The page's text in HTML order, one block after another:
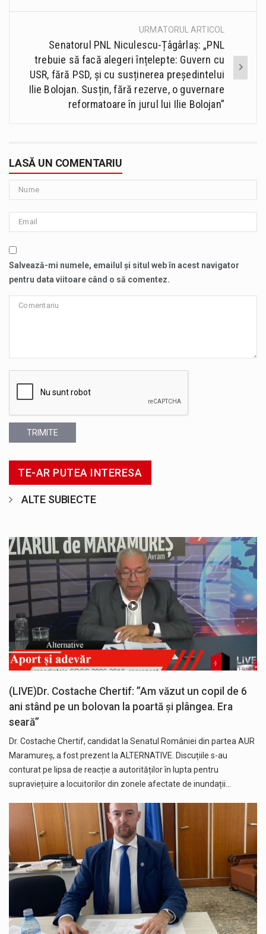
URMATORUL ARTICOL
Senatorul PNL Niculescu-Țâgârlaș: „PNL
trebuie să facă alegeri înțelepte: Guvern cu
USR, fără PSD, și cu susținerea președintelui
Ilie Bolojan. Susțin, fără rezerve, o guvernare
reformatoare în jurul lui Ilie Bolojan”
LASĂ UN COMENTARIU
Salvează-mi numele, emailul și situl web în acest navigator
pentru data viitoare când o să comentez.
TRIMITE
TE-AR PUTEA INTERESA
ALTE SUBIECTE
(LIVE)Dr. Costache Chertif: ”Am văzut un copil de 6
ani stând pe un bolovan la poartă și plângea. Era
seară”
Dr. Costache Chertif, candidat la Senatul României din partea AUR
Maramureș, a fost prezent la ALTERNATIVE. Discuțiile s-au
conturat pe lipsa de reacție a autorităților în lupta pentru
supraviețuire a locuitorilor din zonele afectate de inundații…